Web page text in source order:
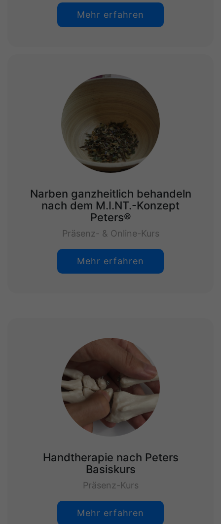
Mehr erfahren
Narben ganzheitlich behandeln
nach dem M.I.NT.-Konzept
Peters®
Präsenz- & Online-Kurs
Mehr erfahren
Handtherapie nach Peters
Basiskurs
Präsenz-Kurs
Mehr erfahren